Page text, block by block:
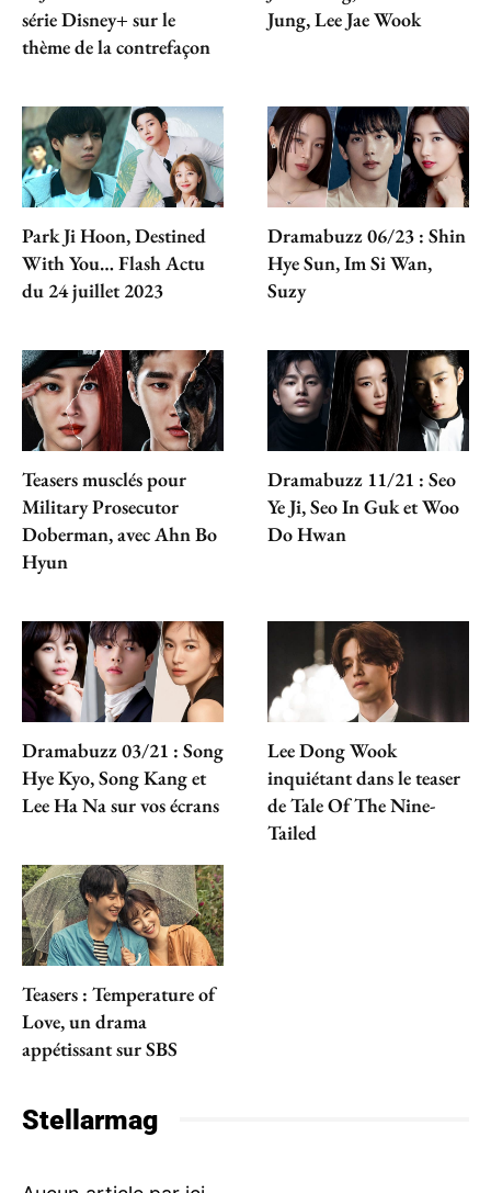
série Disney+ sur le
thème de la contrefaçon
Jung, Lee Jae Wook
Park Ji Hoon, Destined
With You… Flash Actu
du 24 juillet 2023
Dramabuzz 06/23 : Shin
Hye Sun, Im Si Wan,
Suzy
Teasers musclés pour
Military Prosecutor
Doberman, avec Ahn Bo
Hyun
Dramabuzz 11/21 : Seo
Ye Ji, Seo In Guk et Woo
Do Hwan
Dramabuzz 03/21 : Song
Hye Kyo, Song Kang et
Lee Ha Na sur vos écrans
Lee Dong Wook
inquiétant dans le teaser
de Tale Of The Nine-
Tailed
Teasers : Temperature of
Love, un drama
appétissant sur SBS
Stellarmag